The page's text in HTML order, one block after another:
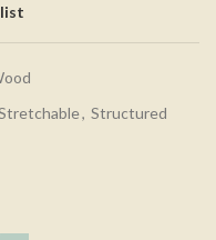
, Structured